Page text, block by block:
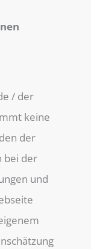
/ der
keine
der
bei der
und